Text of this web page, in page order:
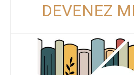
DEVENEZ